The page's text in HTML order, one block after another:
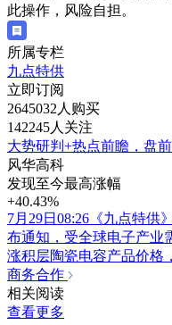
此操作，风险自担。
所属专栏
九点特供
立即订阅
2645032人购买
142245人关注
大势研判+热点前瞻，盘
风华高科
发现至今最高涨幅
+40.43%
7月29日08:26《九点特供
布通知，受全球电子产业
涨积层陶瓷电容产品价格
商务合作
相关阅读
查看更多